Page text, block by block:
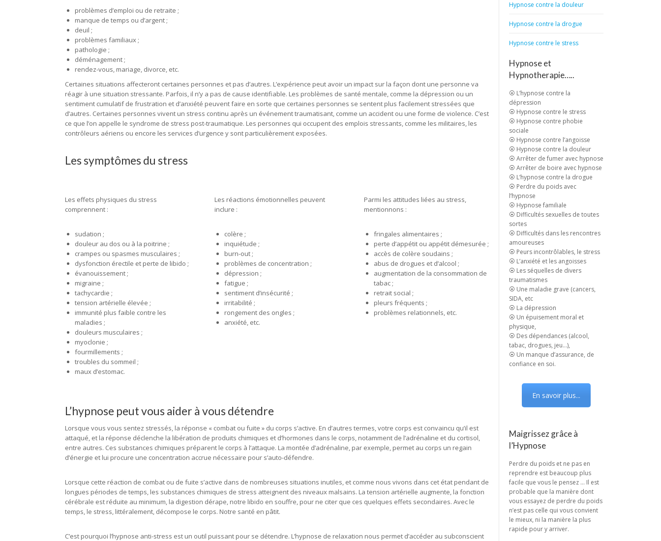
problèmes d’emploi ou de retraite ;
manque de temps ou d’argent ;
deuil ;
problèmes familiaux ;
pathologie ;
déménagement ;
rendez-vous, mariage, divorce, etc.
Certaines situations affecteront certaines personnes et pas d’autres. L’expérience peut avoir un impact sur la façon dont une personne va
réagir à une situation stressante. Parfois, il n’y a pas de cause identifiable. Les problèmes de santé mentale, comme la dépression ou un
sentiment cumulatif de frustration et d’anxiété peuvent faire en sorte que certaines personnes se sentent plus facilement stressées que
d’autres. Certaines personnes vivent un stress continu après un événement traumatisant, comme un accident ou une forme de violence. C’est
ce que l’on appelle le syndrome de stress post-traumatique. Les personnes qui occupent des emplois stressants, comme les militaires, les
contrôleurs aériens ou encore les services d’urgence y sont particulièrement exposées.
Les symptômes du stress
Les effets physiques du stress
comprennent :
sudation ;
douleur au dos ou à la poitrine ;
crampes ou spasmes musculaires ;
dysfonction érectile et perte de libido ;
évanouissement ;
migraine ;
tachycardie ;
tension artérielle élevée ;
immunité plus faible contre les
maladies ;
douleurs musculaires ;
myoclonie ;
fourmillements ;
troubles du sommeil ;
maux d’estomac.
Les réactions émotionnelles peuvent
inclure :
colère ;
inquiétude ;
burn-out ;
problèmes de concentration ;
dépression ;
fatigue ;
sentiment d’insécurité ;
irritabilité ;
rongement des ongles ;
anxiété, etc.
Parmi les attitudes liées au stress,
mentionnons :
fringales alimentaires ;
perte d’appétit ou appétit démesurée ;
accès de colère soudains ;
abus de drogues et d’alcool ;
augmentation de la consommation de
tabac ;
retrait social ;
pleurs fréquents ;
problèmes relationnels, etc.
L’hypnose peut vous aider à vous détendre
Lorsque vous vous sentez stressés, la réponse « combat ou fuite » du corps s’active. En d’autres termes, votre corps est convaincu qu’il est
attaqué, et la réponse déclenche la libération de produits chimiques et d’hormones dans le corps, notamment de l’adrénaline et du cortisol,
entre autres. Ces substances chimiques préparent le corps à l’attaque. La montée d’adrénaline, par exemple, permet au corps un regain
d’énergie et lui procure une concentration accrue nécessaire pour s’auto-défendre.
Lorsque cette réaction de combat ou de fuite s’active dans de nombreuses situations inutiles, et comme nous vivons dans cet état pendant de
longues périodes de temps, les substances chimiques de stress atteignent des niveaux malsains. La tension artérielle augmente, la fonction
cérébrale est réduite au minimum, la digestion dérape, notre libido en souffre, pour ne citer que ces quelques effets secondaires. Avec le
temps, le stress, littéralement, décompose le corps. Notre santé en pâtit.
C’est pourquoi l’hypnose anti-stress est un outil puissant pour se détendre. L’hypnose de relaxation nous permet d’accéder au subconscient
Hypnose contre la douleur
Hypnose contre la drogue
Hypnose contre le stress
Hypnose et
Hypnotherapie…..
⦿ L’hypnose contre la
dépression
⦿ Hypnose contre le stress
⦿ Hypnose contre phobie
sociale
⦿ Hypnose contre l’angoisse
⦿ Hypnose contre la douleur
⦿ Arrêter de fumer avec hypnose
⦿ Arrêter de boire avec hypnose
⦿ L’hypnose contre la drogue
⦿ Perdre du poids avec
l’hypnose
⦿ Hypnose familiale
⦿ Difficultés sexuelles de toutes
sortes
⦿ Difficultés dans les rencontres
amoureuses
⦿ Peurs incontrôlables, le stress
⦿ L’anxiété et les angoisses
⦿ Les séquelles de divers
traumatismes
⦿ Une maladie grave (cancers,
SIDA, etc
⦿ La dépression
⦿ Un épuisement moral et
physique,
⦿ Des dépendances (alcool,
tabac, drogues, jeu…),
⦿ Un manque d’assurance, de
confiance en soi.
En savoir plus...
Maigrissez grâce à
l’Hypnose
Perdre du poids et ne pas en
reprendre est beaucoup plus
facile que vous le pensez … Il est
probable que la manière dont
vous essayez de perdre du poids
n’est pas celle qui vous convient
le mieux, ni la manière la plus
rapide pour y arriver.